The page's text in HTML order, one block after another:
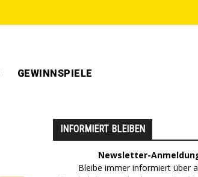
GEWINNSPIELE
INFORMIERT BLEIBEN
Newsletter-
Bleibe immer informiert über